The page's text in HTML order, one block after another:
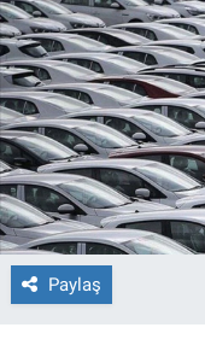
Paylaş
TEKNOLOJİ
Dünya
İlçeler
MAGAZİN
Bilim, Teknoloji